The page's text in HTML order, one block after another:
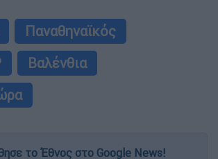
Παναθηναϊκός
Βαλένθια
το Έθνος στο Google News!